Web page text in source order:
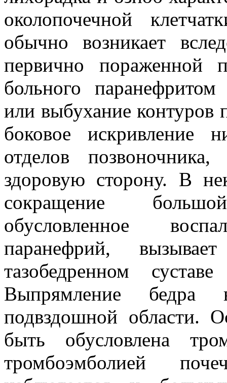
околопочечной
обычно возникает
первично пораженной
больного паранефритом
или выбухание контуров
боковое искривление
отделов
здоровую сторону. В
сокращение
обусловленное
паранефрий,
тазобедренном
Выпрямление
подвздошной области.
быть обусловлена
тромбоэмболией